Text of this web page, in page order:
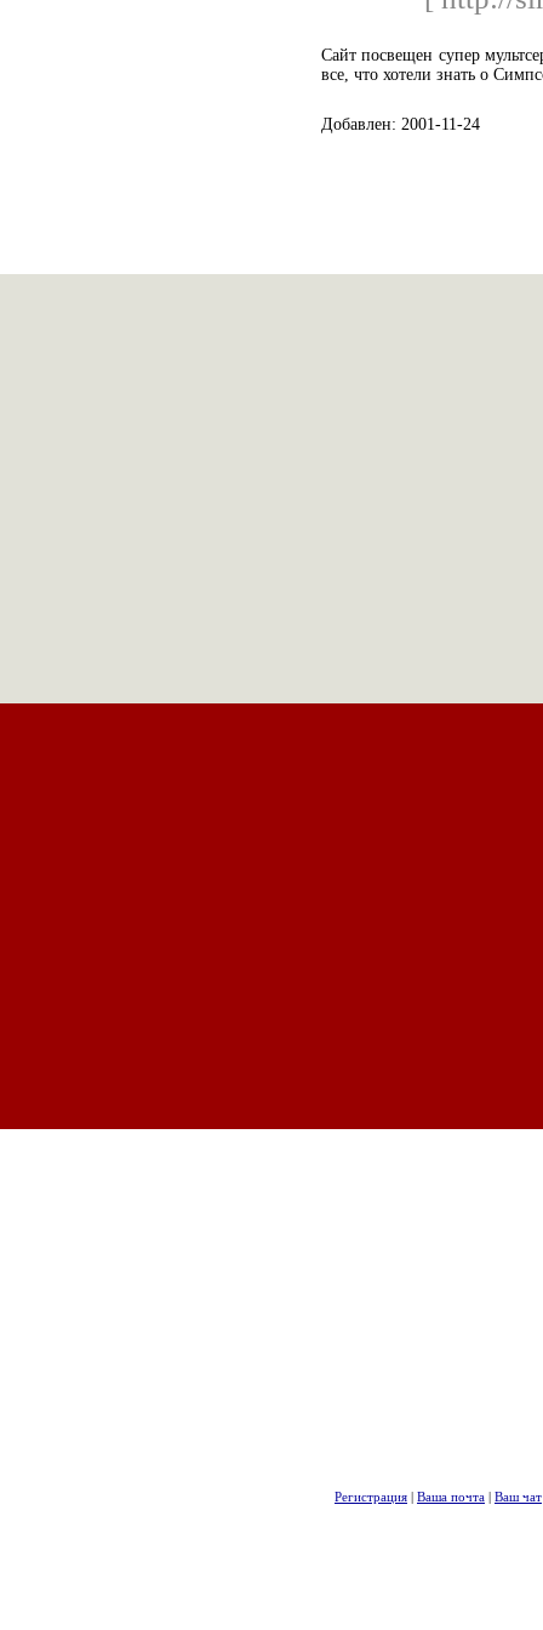
Сайт посвещен супер
все, что хотели знать о
Добавлен: 2001-11-24
Регистрация | Ваша почта | Ваш чат